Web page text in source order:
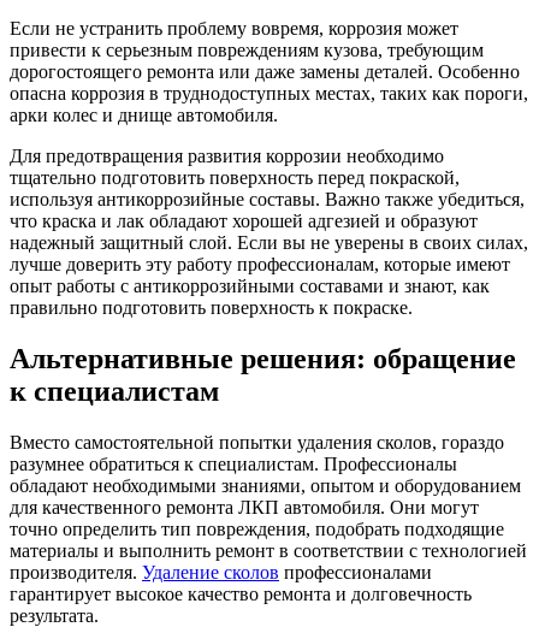
Если не устранить проблему вовремя, коррозия может
привести к серьезным повреждениям кузова, требующим
дорогостоящего ремонта или даже замены деталей. Особенно
опасна коррозия в труднодоступных местах, таких как пороги,
арки колес и днище автомобиля.
Для предотвращения развития коррозии необходимо
тщательно подготовить поверхность перед покраской,
используя антикоррозийные составы. Важно также убедиться,
что краска и лак обладают хорошей адгезией и образуют
надежный защитный слой. Если вы не уверены в своих силах,
лучше доверить эту работу профессионалам, которые имеют
опыт работы с антикоррозийными составами и знают, как
правильно подготовить поверхность к покраске.
Альтернативные решения: обращение
к специалистам
Вместо самостоятельной попытки удаления сколов, гораздо
разумнее обратиться к специалистам. Профессионалы
обладают необходимыми знаниями, опытом и оборудованием
для качественного ремонта ЛКП автомобиля. Они могут
точно определить тип повреждения, подобрать подходящие
материалы и выполнить ремонт в соответствии с технологией
производителя. Удаление сколов профессионалами
гарантирует высокое качество ремонта и долговечность
результата.